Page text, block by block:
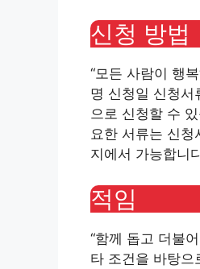
신청 방법
“모든 사람이 행
명 신청일 신청
으로 신청할 수
요한 서류는 신청
지에서 가능합니
적임
“함께 돕고 더불
타 조건을 바탕